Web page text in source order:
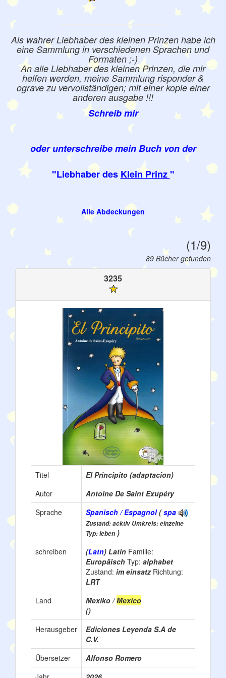
Als wahrer Liebhaber des kleinen Prinzen habe ich
eine Sammlung in verschiedenen Sprachen und
Formaten ;-)
An alle Liebhaber des kleinen Prinzen, die mir
helfen werden, meine Sammlung risponder &
ograve zu vervollständigen; mit einer kopie einer
anderen ausgabe !!!
Schreib mir
oder unterschreibe mein Buch von der
"Liebhaber des Klein Prinz"
Alle Abdeckungen
(1/9)
89 Bücher gefunden
3235
Titel
El Principito (adaptacion)
Autor
Antoine De Saint Exupéry
Sprache
Spanisch / Espagnol(spa
Zustand: acktiv Umkreis: einzelne
Typ: leben )
schreiben
(Latn) Latin Familie:
Europäisch Typ: alphabet
Zustand: im einsatz Richtung:
LRT
Land
Mexiko /Mexico
()
Herausgeber
Ediciones Leyenda S.A de
C.V.
Übersetzer
Alfonso Romero